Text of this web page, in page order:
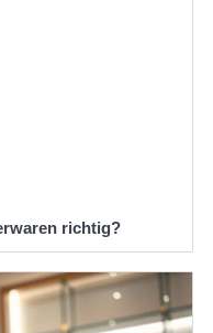
richtig?